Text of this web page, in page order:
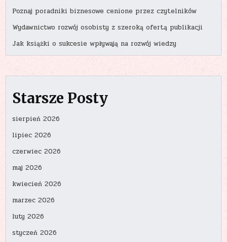
Poznaj poradniki biznesowe cenione przez czytelników
Wydawnictwo rozwój osobisty z szeroką ofertą publikacji
Jak książki o sukcesie wpływają na rozwój wiedzy
Starsze Posty
sierpień 2026
lipiec 2026
czerwiec 2026
maj 2026
kwiecień 2026
marzec 2026
luty 2026
styczeń 2026